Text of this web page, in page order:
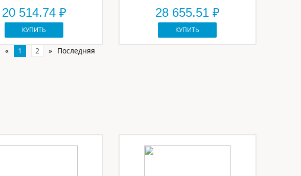
20 514.74 ₽
КУПИТЬ
28 655.51 ₽
КУПИТЬ
« 1 2 » Последняя